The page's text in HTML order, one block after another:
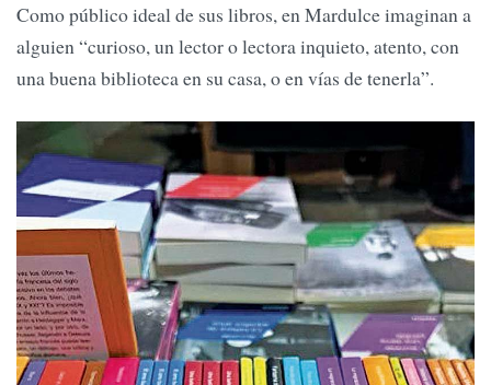
Como público ideal de sus libros, en Mardulce imaginan a
alguien “curioso, un lector o lectora inquieto, atento, con
una buena biblioteca en su casa, o en vías de tenerla”.